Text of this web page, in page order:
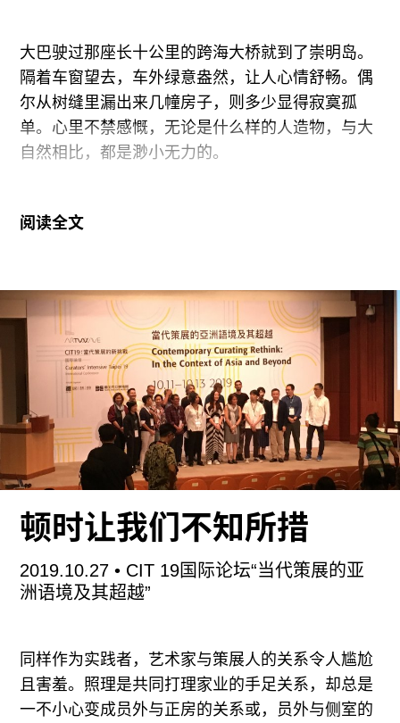
LACMA当代艺术部主管莉塔·冈萨雷斯（Rita
大巴驶过那座长十公里的跨海大桥就到了崇明岛。
隔着车窗望去，车外绿意盎然，让人心情舒畅。偶
尔从树缝里漏出来几幢房子，则多少显得寂寞孤
单。心里不禁感慨，无论是什么样的人造物，与大
自然相比，都是渺小无力的。
据说年轻人大多已经离开这里，到城市去工作，岛
门遛弯。如何让这个地方重新恢复活力，的确是个
大问题。
停车场距离前哨当代艺术中心2.5公里，沿河专门修
了一条小路，途中放置了12件雕塑作品。在我们往
小路走的时候，几位当地农民与们擦肩而过，他们
怯生生地看着这群外来者，满面微笑，却充满疑
惑。一路偶尔有车辆驶来，大家纷纷逃到路边的泥
路应该会被修建成便于城里来旅行、采风、休养的
首先迎来的是陆平原的作品雕塑作品《星期六——
到远处草丛中若隐若现的白色雕塑群，那是徐震的
作品《欧洲千手古典雕塑》。两个作品在广阔的田
地中，异常突兀，似乎昭示着某种完全异质的、高
阅读全文
顿时让我们不知所措
2019.10.27• CIT 19国际论坛“当代策展的亚
洲语境及其超越”
同样作为实践者，艺术家与策展人的关系令人尴尬
且害羞。照理是共同打理家业的手足关系，却总是
一不小心变成员外与正房的关系或，员外与侧室的